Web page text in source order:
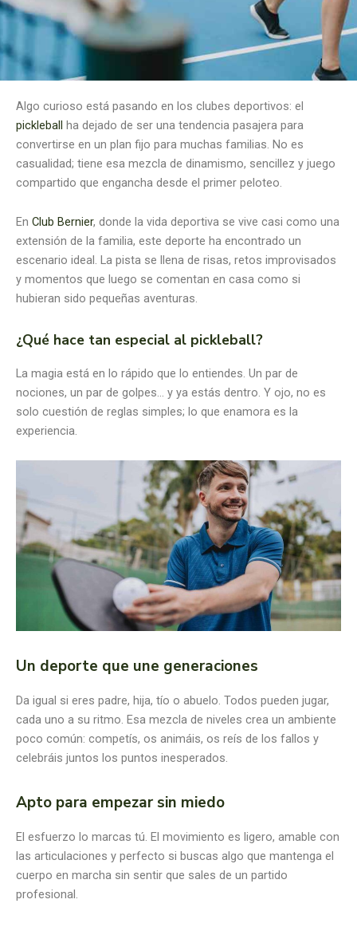
Algo curioso está pasando en los clubes deportivos: el
pickleball ha dejado de ser una tendencia pasajera para
convertirse en un plan fijo para muchas familias. No es
casualidad; tiene esa mezcla de dinamismo, sencillez y juego
compartido que engancha desde el primer peloteo.
En Club Bernier, donde la vida deportiva se vive casi como una
extensión de la familia, este deporte ha encontrado un
escenario ideal. La pista se llena de risas, retos improvisados
y momentos que luego se comentan en casa como si
hubieran sido pequeñas aventuras.
¿Qué hace tan especial al pickleball?
La magia está en lo rápido que lo entiendes. Un par de
nociones, un par de golpes… y ya estás dentro. Y ojo, no es
solo cuestión de reglas simples; lo que enamora es la
experiencia.
Un deporte que une generaciones
Da igual si eres padre, hija, tío o abuelo. Todos pueden jugar,
cada uno a su ritmo. Esa mezcla de niveles crea un ambiente
poco común: competís, os animáis, os reís de los fallos y
celebráis juntos los puntos inesperados.
Apto para empezar sin miedo
El esfuerzo lo marcas tú. El movimiento es ligero, amable con
las articulaciones y perfecto si buscas algo que mantenga el
cuerpo en marcha sin sentir que sales de un partido
profesional.